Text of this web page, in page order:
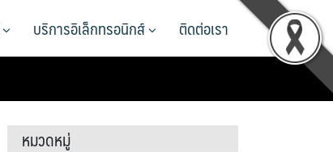
บริการอิเล็กทรอนิกส์ ติดต่อเรา
หมวดหมู่